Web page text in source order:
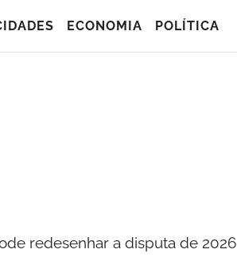
ECONOMIA POLÍTICA
redesenhar a disputa de 2026